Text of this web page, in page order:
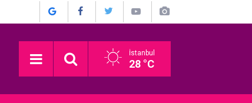
İstanbul
28 °C